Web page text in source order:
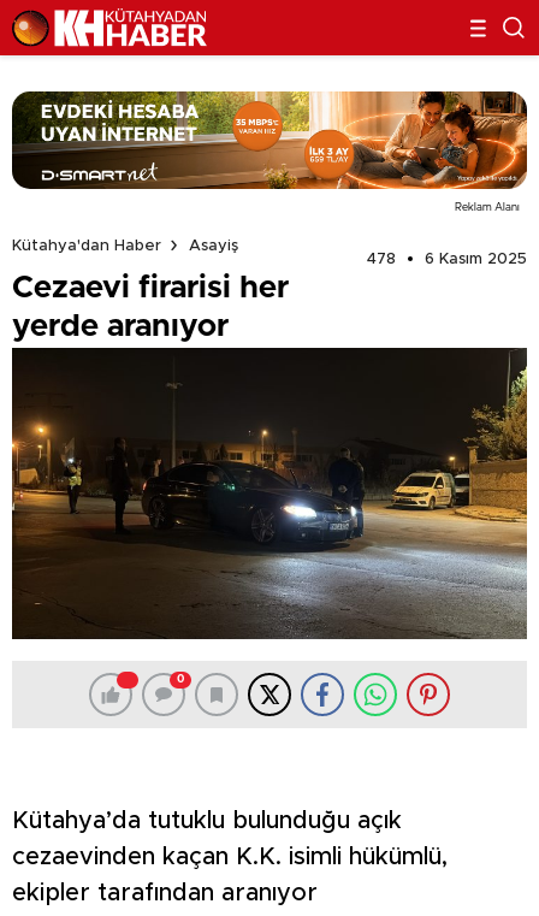
Reklam Alanı
Kütahya'dan Haber
Asayiş
478
6 Kasım 2025
Cezaevi firarisi her
yerde aranıyor
0
Kütahya’da tutuklu bulunduğu açık
cezaevinden kaçan K.K. isimli hükümlü,
ekipler tarafından aranıyor